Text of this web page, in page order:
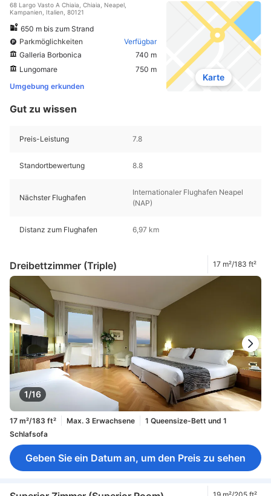
68 Largo Vasto A Chiaia, Chiaia, Neapel,
Kampanien, Italien, 80121
650 m bis zum Strand
Parkmöglichkeiten
Verfügbar
Galleria Borbonica
740 m
Lungomare
750 m
Umgebung erkunden
Karte
Gut zu wissen
Preis-Leistung 7.8
Standortbewertung 8.8
Nächster Flughafen
Internationaler Flughafen Neapel
(NAP)
Distanz zum Flughafen 6,97 km
Dreibettzimmer (Triple) 17 m²/183 ft²
1/16
17 m²/183 ft² Max. 3 Erwachsene
1 Queensize-Bett und 1
Schlafsofa
Geben Sie ein Datum an, um den Preis zu sehen